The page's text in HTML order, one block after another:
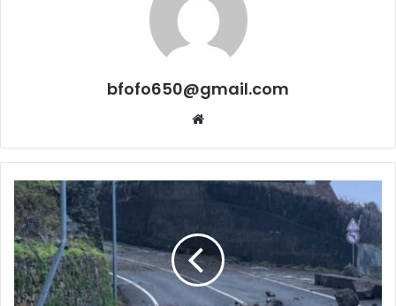
bfofo650@gmail.com
Website